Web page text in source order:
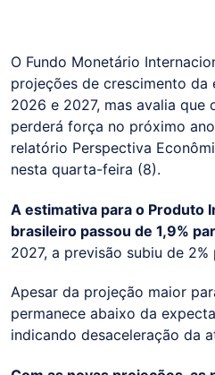
O Fundo Monetário
projeções de crescimento da
2026 e 2027, mas avalia que
perderá força no próximo
relatório Perspectiva
nesta quarta-feira (8).
A estimativa para o Produto
brasileiro passou de 1,9%
2027, a previsão subiu de 2%
Apesar da projeção maior
permanece abaixo da
indicando desaceleração da